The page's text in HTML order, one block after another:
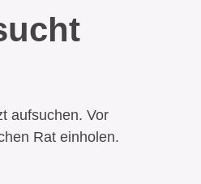
aufsuchen. Vor
Rat einholen.